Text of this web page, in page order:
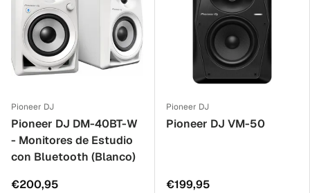
Pioneer DJ
Pioneer DJ DM-40BT-W
- Monitores de Estudio
con Bluetooth (Blanco)
€200,95
Pioneer DJ
Pioneer DJ VM-50
€199,95